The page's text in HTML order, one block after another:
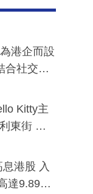
港企而設
合社交聆
短片
Kitty主
東街 推
港股 入
達9.89